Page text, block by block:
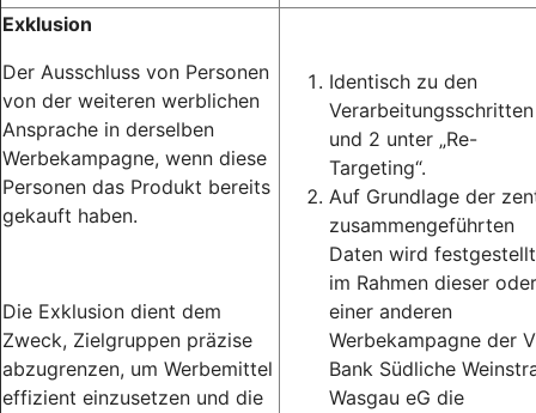
Exklusion
Der Ausschluss von Personen
von der weiteren werblichen
Ansprache in derselben
Werbekampagne, wenn diese
Personen das Produkt bereits
gekauft haben.
Die Exklusion dient dem
Zweck, Zielgruppen präzise
abzugrenzen, um Werbemittel
effizient einzusetzen und die
Identisch zu den
Verarbeitungsschritten
und 2 unter „Re-
Targeting“.
Auf Grundlage der
zusammengeführten
Daten wird
im Rahmen dieser oder
einer anderen
Werbekampagne der
Bank Südliche
Wasgau eG die